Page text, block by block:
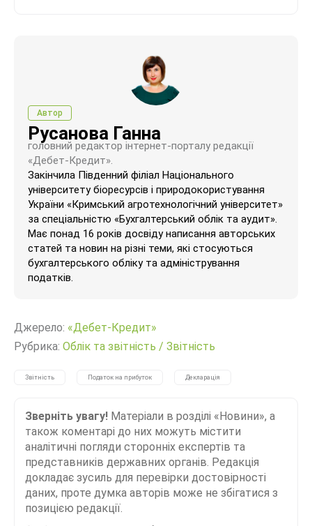
Автор
Русанова Ганна
головний редактор інтернет-порталу редакції
«Дебет-Кредит».
Закінчила Південний філіал Національного
університету біоресурсів і природокористування
України «Кримський агротехнологічний університет»
за спеціальністю «Бухгалтерський облік та аудит».
Має понад 16 років досвіду написання авторських
статей та новин на різні теми, які стосуються
бухгалтерського обліку та адміністрування
податків.
Джерело: «Дебет-Кредит»
Рубрика: Облік та звітність / Звітність
Звітність Податок на прибуток Декларація
Зверніть увагу! Матеріали в розділі «Новини», а
також коментарі до них можуть містити
аналітичні погляди сторонніх експертів та
представників державних органів. Редакція
докладає зусиль для перевірки достовірності
даних, проте думка авторів може не збігатися з
позицією редакції.